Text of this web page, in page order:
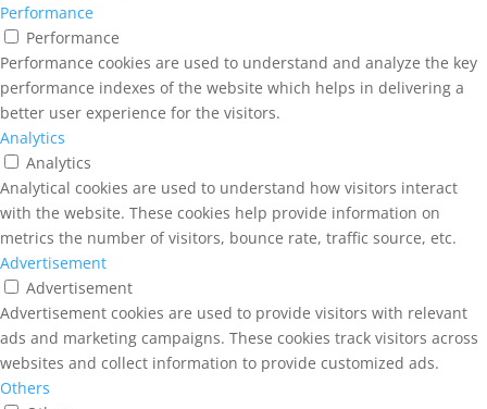
Performance
Performance
Performance cookies are used to understand and analyze the key
performance indexes of the website which helps in delivering a
better user experience for the visitors.
Analytics
Analytics
Analytical cookies are used to understand how visitors interact
with the website. These cookies help provide information on
metrics the number of visitors, bounce rate, traffic source, etc.
Advertisement
Advertisement
Advertisement cookies are used to provide visitors with relevant
ads and marketing campaigns. These cookies track visitors across
websites and collect information to provide customized ads.
Others